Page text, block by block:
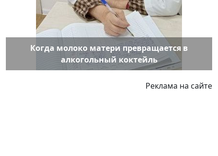
Когда молоко матери превращается в
алкогольный коктейль
Реклама на сайте